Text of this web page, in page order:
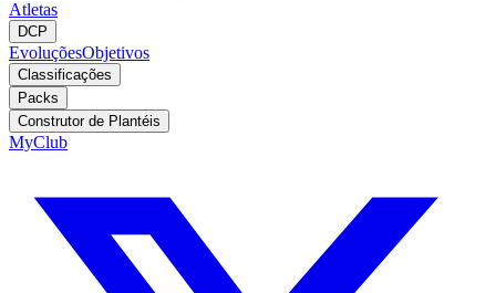
Atletas
DCP
EvoluçõesObjetivos
Classificações
Packs
Construtor de Plantéis
MyClub